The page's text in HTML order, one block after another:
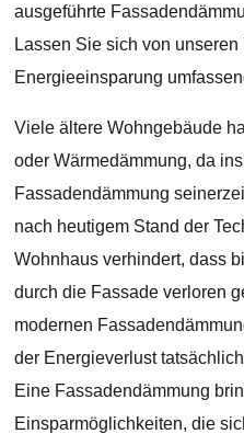
ausgeführte
Lassen Sie sich von unseren
Energieeinsparung
Viele ältere Wohngebäude
oder Wärmedämmung, da
Fassadendämmung
nach heutigem Stand der
Wohnhaus verhindert, dass
durch die Fassade verloren
modernen
der Energieverlust
Eine Fassadendämmung
Einsparmöglichkeiten, die